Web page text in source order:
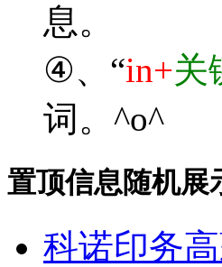
息。
④、“in+关
词。^o^
置顶信息随机展
科诺印务